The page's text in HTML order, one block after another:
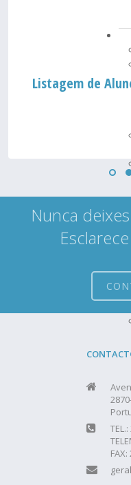
Listagem de
Nunca